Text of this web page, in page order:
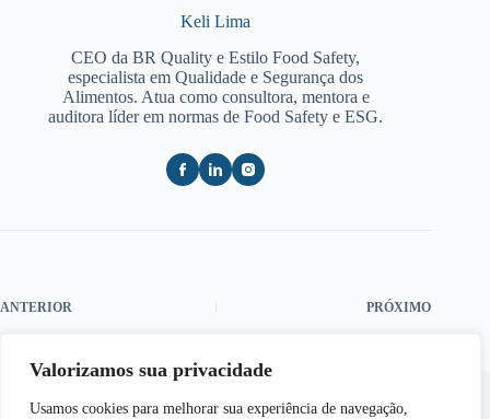
Valorizamos sua privacidade
Usamos cookies para melhorar sua experiência de navegação,
Keli Lima
CEO da BR Quality e Estilo Food Safety,
especialista em Qualidade e Segurança dos
Alimentos. Atua como consultora, mentora e
auditora líder em normas de Food Safety e ESG.
ANTERIOR PRÓXIMO